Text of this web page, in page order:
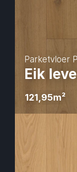
Parketvloer
Eik
121,95m²